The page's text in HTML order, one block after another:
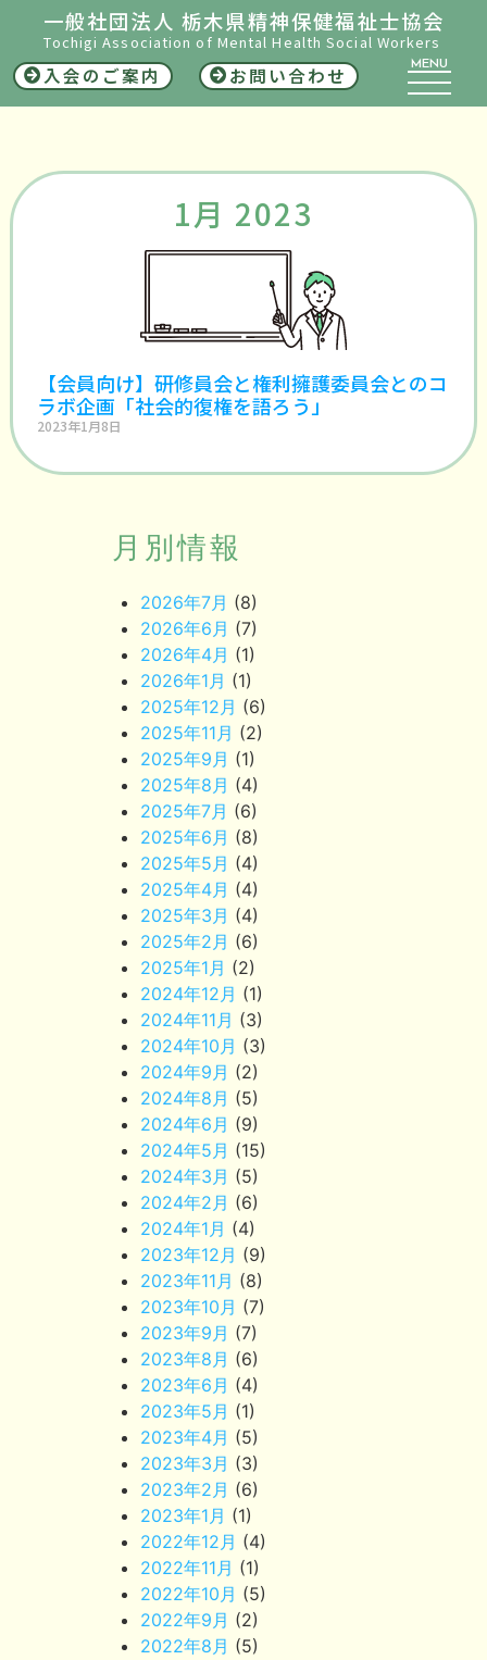
一般社団法人 栃木県精神保健福祉士協会
Tochigi Association of Mental Health Social Workers
入会のご案内 お問い合わせ MENU
1月 2023
【会員向け】研修員会と権利擁護委員会とのコ
ラボ企画「社会的復権を語ろう」
2023年1月8日
月別情報
2026年7月 (8)
2026年6月 (7)
2026年4月 (1)
2026年1月 (1)
2025年12月 (6)
2025年11月 (2)
2025年9月 (1)
2025年8月 (4)
2025年7月 (6)
2025年6月 (8)
2025年5月 (4)
2025年4月 (4)
2025年3月 (4)
2025年2月 (6)
2025年1月 (2)
2024年12月 (1)
2024年11月 (3)
2024年10月 (3)
2024年9月 (2)
2024年8月 (5)
2024年6月 (9)
2024年5月 (15)
2024年3月 (5)
2024年2月 (6)
2024年1月 (4)
2023年12月 (9)
2023年11月 (8)
2023年10月 (7)
2023年9月 (7)
2023年8月 (6)
2023年6月 (4)
2023年5月 (1)
2023年4月 (5)
2023年3月 (3)
2023年2月 (6)
2023年1月 (1)
2022年12月 (4)
2022年11月 (1)
2022年10月 (5)
2022年9月 (2)
2022年8月 (5)